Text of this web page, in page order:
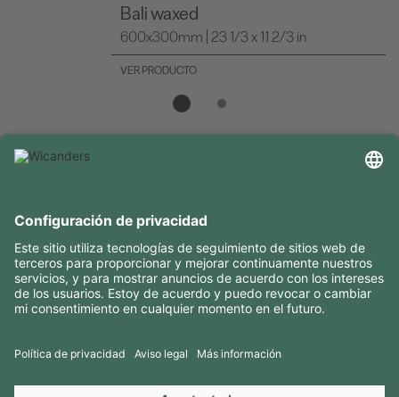
Bali waxed
600x300mm | 23 1/3 x 11 2/3 in
VER PRODUCTO
CONTACTOS
SÍGANOS EN